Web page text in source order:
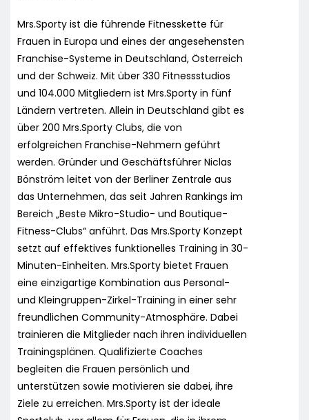
Mrs.Sporty ist die führende Fitnesskette für
Frauen in Europa und eines der angesehensten
Franchise-Systeme in Deutschland, Österreich
und der Schweiz. Mit über 330 Fitnessstudios
und 104.000 Mitgliedern ist Mrs.Sporty in fünf
Ländern vertreten. Allein in Deutschland gibt es
über 200 Mrs.Sporty Clubs, die von
erfolgreichen Franchise-Nehmern geführt
werden. Gründer und Geschäftsführer Niclas
Bönström leitet von der Berliner Zentrale aus
das Unternehmen, das seit Jahren Rankings im
Bereich „Beste Mikro-Studio- und Boutique-
Fitness-Clubs“ anführt. Das Mrs.Sporty Konzept
setzt auf effektives funktionelles Training in 30-
Minuten-Einheiten. Mrs.Sporty bietet Frauen
eine einzigartige Kombination aus Personal-
und Kleingruppen-Zirkel-Training in einer sehr
freundlichen Community-Atmosphäre. Dabei
trainieren die Mitglieder nach ihren individuellen
Trainingsplänen. Qualifizierte Coaches
begleiten die Frauen persönlich und
unterstützen sowie motivieren sie dabei, ihre
Ziele zu erreichen. Mrs.Sporty ist der ideale